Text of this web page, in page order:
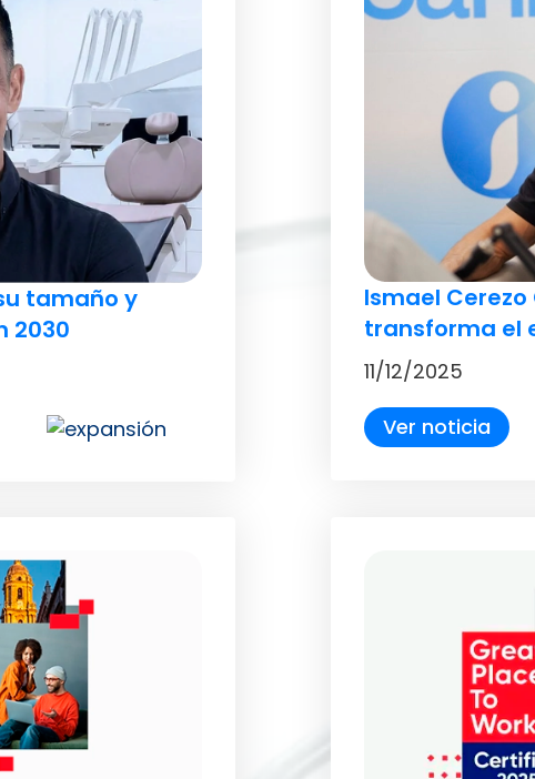
tamaño y
2030
Ismael Cerezo
transforma el
11/12/2025
Ver noticia